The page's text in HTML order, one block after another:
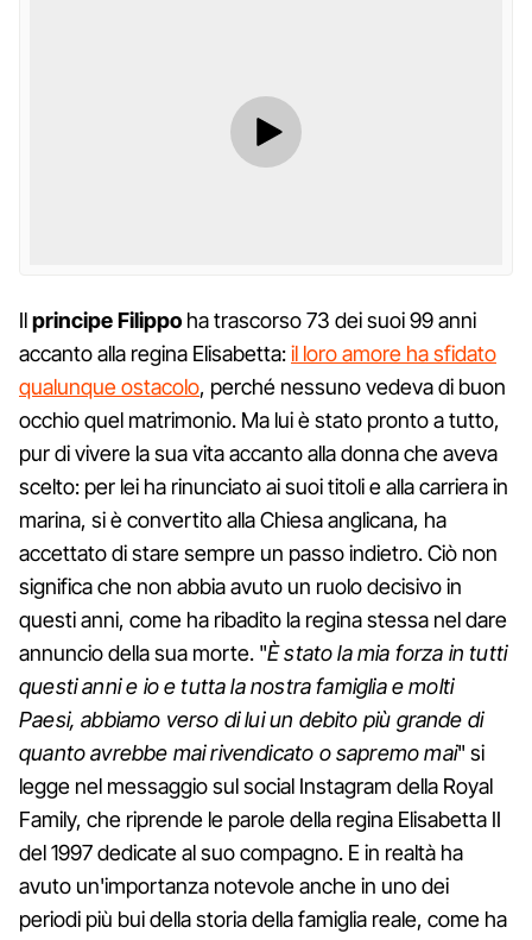
Ilprincipe Filippo ha trascorso 73 dei suoi 99 anni
accanto alla regina Elisabetta:il loro amore ha sfidato
qualunque ostacolo, perché nessuno vedeva di buon
occhio quel matrimonio. Ma lui è stato pronto a tutto,
pur di vivere la sua vita accanto alla donna che aveva
scelto: per lei ha rinunciato ai suoi titoli e alla carriera in
marina, si è convertito alla Chiesa anglicana, ha
accettato di stare sempre un passo indietro. Ciò non
significa che non abbia avuto un ruolo decisivo in
questi anni, come ha ribadito la regina stessa nel dare
annuncio della sua morte. "È stato la mia forza in tutti
questi anni e io e tutta la nostra famiglia e molti
Paesi, abbiamo verso di lui un debito più grande di
quanto avrebbe mai rivendicato o sapremo mai"⁣ si
legge nel messaggio sul social Instagram della Royal
Family, che riprende le parole della regina Elisabetta II
del 1997 dedicate al suo compagno. E in realtà ha
avuto un'importanza notevole anche in uno dei
periodi più bui della storia della famiglia reale, come ha